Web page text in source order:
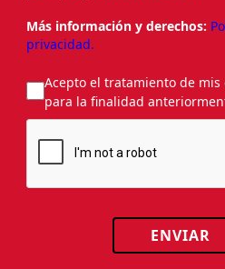
Más información y derechos:
privacidad.
Acepto el tratamiento de mis
para la finalidad
ENVIAR